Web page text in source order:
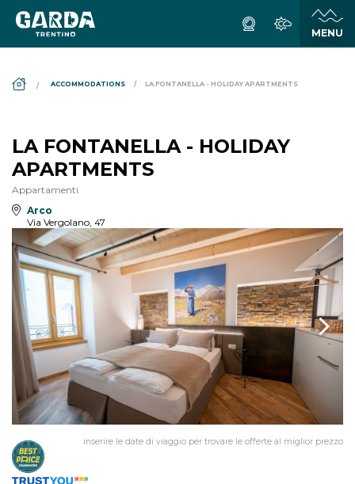
ACCOMMODATIONS LA FONTANELLA - HOLIDAY APARTMENTS
LA FONTANELLA - HOLIDAY
APARTMENTS
Appartamenti
Arco
Via Vergolano, 47
inserire le date di viaggio per trovare le offerte al miglior prezzo